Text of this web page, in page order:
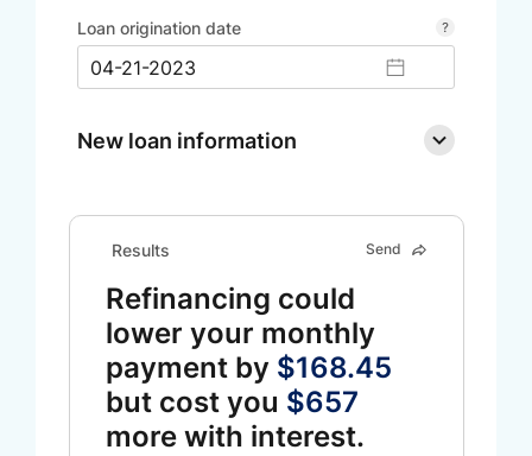
Loan origination date
New loan information
Results Send
Refinancing could
lower your monthly
payment by $168.45
but cost you $657
more with interest.